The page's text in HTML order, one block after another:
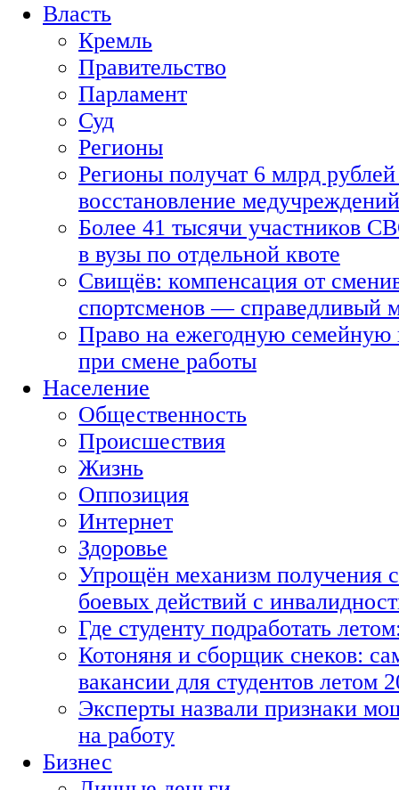
Власть
Кремль
Правительство
Парламент
Суд
Регионы
Регионы получат 6 млрд рублей
восстановление медучреждений
Более 41 тысячи участников
в вузы по отдельной квоте
Свищёв: компенсация от
спортсменов — справедливый
Право на ежегодную семейную
при смене работы
Население
Общественность
Происшествия
Жизнь
Оппозиция
Интернет
Здоровье
Упрощён механизм получения
боевых действий с
Где студенту подработать
Котоняня и сборщик снеков:
вакансии для студентов летом
Эксперты назвали признаки
на работу
Бизнес